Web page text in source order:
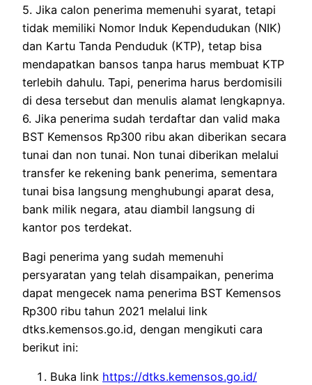
5. Jika calon penerima memenuhi syarat, tetapi
tidak memiliki Nomor Induk Kependudukan (NIK)
dan Kartu Tanda Penduduk (KTP), tetap bisa
mendapatkan bansos tanpa harus membuat KTP
terlebih dahulu. Tapi, penerima harus berdomisili
di desa tersebut dan menulis alamat lengkapnya.
6. Jika penerima sudah terdaftar dan valid maka
BST Kemensos Rp300 ribu akan diberikan secara
tunai dan non tunai. Non tunai diberikan melalui
transfer ke rekening bank penerima, sementara
tunai bisa langsung menghubungi aparat desa,
bank milik negara, atau diambil langsung di
kantor pos terdekat.
Bagi penerima yang sudah memenuhi
persyaratan yang telah disampaikan, penerima
dapat mengecek nama penerima BST Kemensos
Rp300 ribu tahun 2021 melalui link
dtks.kemensos.go.id, dengan mengikuti cara
berikut ini:
Buka link https://dtks.kemensos.go.id/